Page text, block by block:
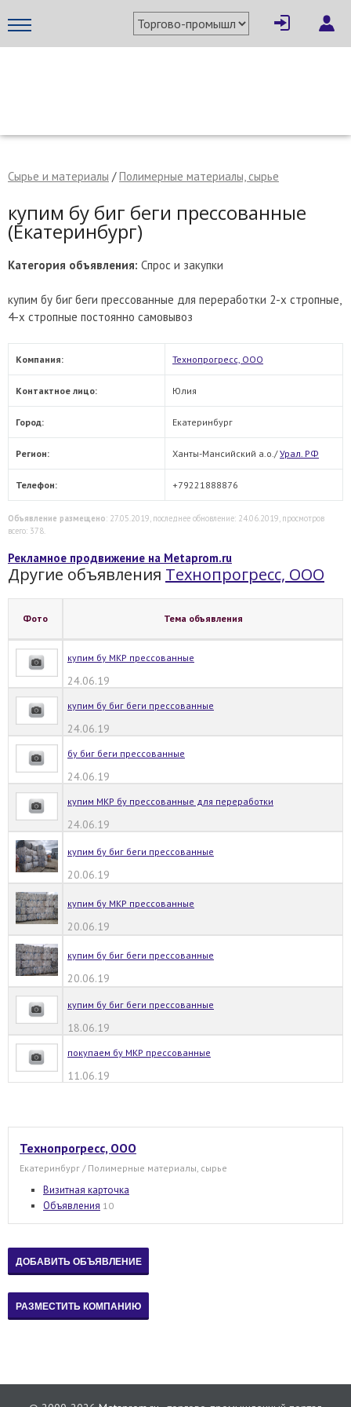
Сырье и материалы /Полимерные материалы, сырье
купим бу биг беги прессованные
(Екатеринбург)
Категория объявления: Спрос и закупки
купим бу биг беги прессованные для переработки 2-х стропные,
4-х стропные постоянно самовывоз
× Написать поставщику
Отмена Отправить сообщение
Компания: Технопрогресс, ООО
Контактное лицо: Юлия
Город: Екатеринбург
Регион: Ханты-Мансийский а.о./Урал. РФ
Телефон: +79221888876
Объявление размещено: 27.05.2019, последнее обновление: 24.06.2019, просмотров
всего: 378.
Рекламное продвижение на Metaprom.ru
Другие объявления Технопрогресс, ООО
Фото Тема объявления
купим бу МКР прессованные
24.06.19
купим бу биг беги прессованные
24.06.19
бу биг беги прессованные
24.06.19
купим МКР бу прессованные для переработки
24.06.19
купим бу биг беги прессованные
20.06.19
купим бу МКР прессованные
20.06.19
купим бу биг беги прессованные
20.06.19
купим бу биг беги прессованные
18.06.19
покупаем бу МКР прессованные
11.06.19
Технопрогресс, ООО
Екатеринбург / Полимерные материалы, сырье
Визитная карточка
Объявления 10